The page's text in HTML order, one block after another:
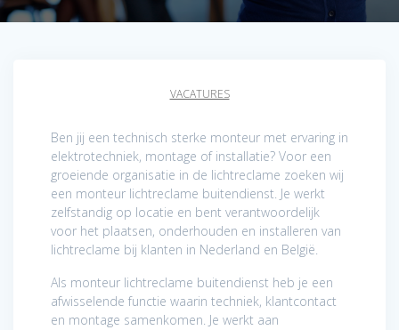
VACATURES
Ben jij een technisch sterke monteur met ervaring in
elektrotechniek, montage of installatie? Voor een
groeiende organisatie in de lichtreclame zoeken wij
een monteur lichtreclame buitendienst. Je werkt
zelfstandig op locatie en bent verantwoordelijk
voor het plaatsen, onderhouden en installeren van
lichtreclame bij klanten in Nederland en België.
Als monteur lichtreclame buitendienst heb je een
afwisselende functie waarin techniek, klantcontact
en montage samenkomen. Je werkt aan